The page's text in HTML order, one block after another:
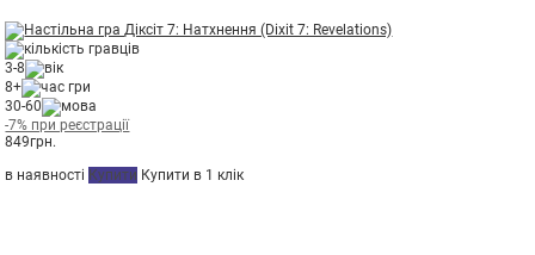
3-8
8+
30-60
-7% при реєстрації
849грн.
в наявності Купити Купити в 1 клік